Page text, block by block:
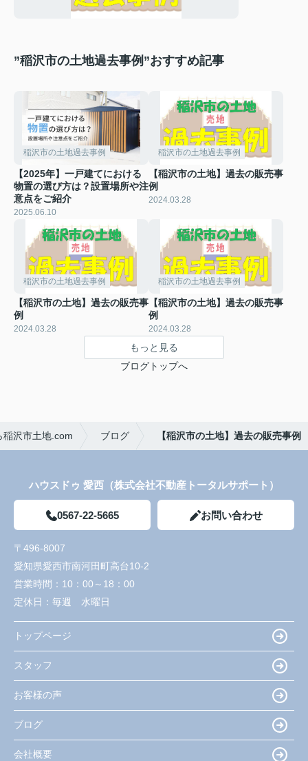
”稲沢市の土地過去事例”おすすめ記事
稲沢市の土地過去事例
【2025年】一戸建てにおける
物置の選び方は？設置場所や注
意点をご紹介
2025.06.10
稲沢市の土地過去事例
【稲沢市の土地】過去の販売事
例
2024.03.28
稲沢市の土地過去事例
【稲沢市の土地】過去の販売事
例
2024.03.28
稲沢市の土地過去事例
【稲沢市の土地】過去の販売事
例
2024.03.28
もっと見る
ブログトップへ
沢市土地.com ブログ 【稲沢市の土地】過去の販売事例
ハウスドゥ 愛西（株式会社不動産トータルサポート）
0567-22-5665 お問い合わせ
〒496-8007
愛知県愛西市南河田町高台10-2
営業時間： 10：00～18：00
定休日： 毎週 水曜日
トップページ
スタッフ
お客様の声
ブログ
会社概要